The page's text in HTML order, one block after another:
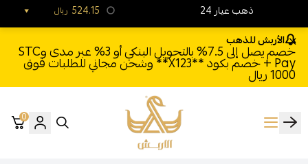
الأربش للذهب
خصم يصل إلى 7.5% بالتحويل البنكي أو 3% عبر مدى وSTC
Pay + خصم بكود **X123** وشحن مجاني للطلبات فوق
1000 ريال
الأربش للذهب
0
24 ذهب عيار ريال 524.15